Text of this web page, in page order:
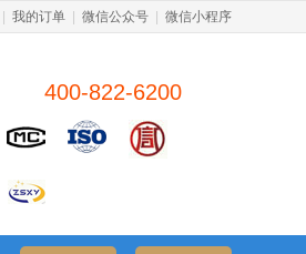
我的订单 微信公众号 微信小程序
400-822-6200